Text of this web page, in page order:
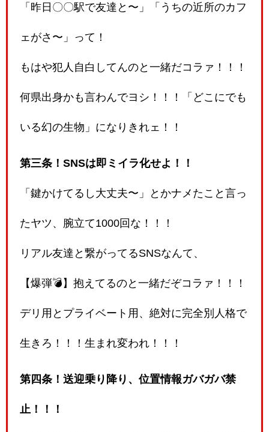
「昨日〇〇駅で友達と〜」「うちの近所のカフ
ェがさ〜」って！
もはや犯人自白してんのと一緒だコラァ！！！
何県出身かも言わんでヨシ！！！「どこにでも
いる幻の生物」になりきれェ！！
第三条！SNSは即ミイラ化せよ！！
「鍵かけてるし大丈夫〜」とかナメたこと言っ
たヤツ、腕立て1000回な！！！
リアル友達と繋がってるSNSなんて、
【爆弾💣】抱えてるのと一緒だぞコラァ！！！
デリ用とプライベート用、絶対に完全別人格で
生きろ！！！生まれ変われ！！！
第四条！送迎乗り降り、位置情報ガバガバ禁
止！！！